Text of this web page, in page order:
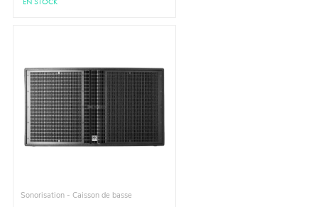
Sonorisation - Caisson de basse